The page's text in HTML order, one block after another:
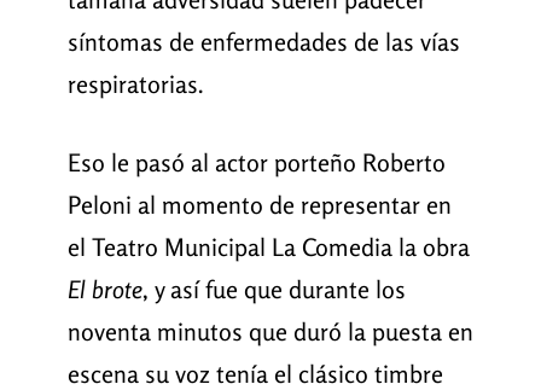
síntomas de enfermedades de las vías
respiratorias.
Eso le pasó al actor porteño Roberto
Peloni al momento de representar en
el Teatro Municipal La Comedia la obra
El brote, y así fue que durante los
noventa minutos que duró la puesta en
escena su voz tenía el clásico timbre